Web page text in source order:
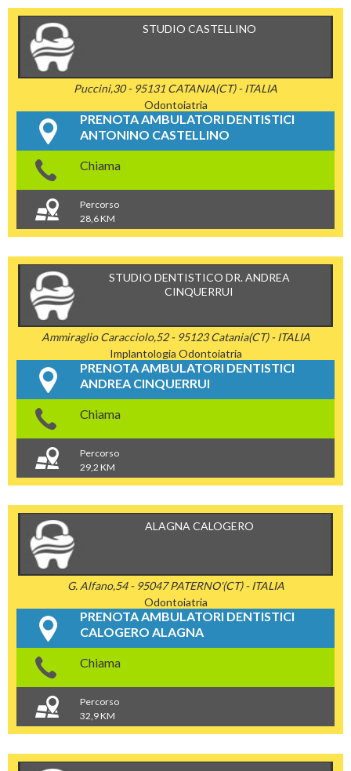
STUDIO CASTELLINO
Puccini,30 - 95131 CATANIA(CT) - ITALIA
Odontoiatria
PRENOTA AMBULATORI DENTISTICI
ANTONINO CASTELLINO
Chiama
Percorso
28,6 KM
STUDIO DENTISTICO DR. ANDREA
CINQUERRUI
Ammiraglio Caracciolo,52 - 95123 Catania(CT) - ITALIA
Implantologia Odontoiatria
PRENOTA AMBULATORI DENTISTICI
ANDREA CINQUERRUI
Chiama
Percorso
29,2 KM
ALAGNA CALOGERO
G. Alfano,54 - 95047 PATERNO'(CT) - ITALIA
Odontoiatria
PRENOTA AMBULATORI DENTISTICI
CALOGERO ALAGNA
Chiama
Percorso
32,9 KM